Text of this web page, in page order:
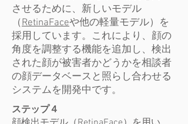
させるために、新しいモデル
（RetinaFaceや他の軽量モデル）を
採用しています。これにより、顔の
角度を調整する機能を追加し、検出
された顔が被害者かどうかを相談者
の顔データベースと照らし合わせる
システムを開発中です。
ステップ４